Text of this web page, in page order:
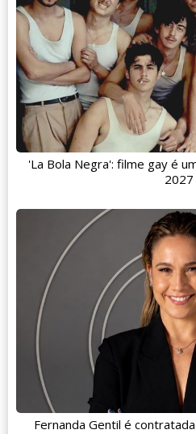
'La Bola Negra': filme gay é
2027
Fernanda Gentil é